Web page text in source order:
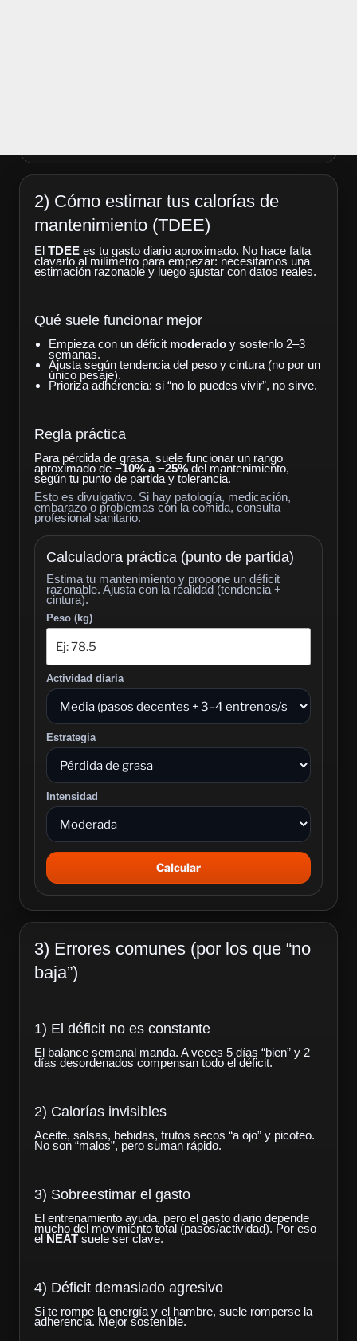
2) Cómo estimar tus calorías de
mantenimiento (TDEE)
El TDEE es tu gasto diario aproximado. No hace falta
clavarlo al milímetro para empezar: necesitamos una
estimación razonable y luego ajustar con datos reales.
Qué suele funcionar mejor
Empieza con un déficit moderado y sostenlo 2–3
semanas.
Ajusta según tendencia del peso y cintura (no por un
único pesaje).
Prioriza adherencia: si “no lo puedes vivir”, no sirve.
Regla práctica
Para pérdida de grasa, suele funcionar un rango
aproximado de −10% a −25% del mantenimiento,
según tu punto de partida y tolerancia.
Esto es divulgativo. Si hay patología, medicación,
embarazo o problemas con la comida, consulta
profesional sanitario.
Calculadora práctica (punto de partida)
Estima tu mantenimiento y propone un déficit
razonable. Ajusta con la realidad (tendencia +
cintura).
Peso (kg)
Actividad diaria
Estrategia
Intensidad
Calcular
3) Errores comunes (por los que “no
baja”)
1) El déficit no es constante
El balance semanal manda. A veces 5 días “bien” y 2
días desordenados compensan todo el déficit.
2) Calorías invisibles
Aceite, salsas, bebidas, frutos secos “a ojo” y picoteo.
No son “malos”, pero suman rápido.
3) Sobreestimar el gasto
El entrenamiento ayuda, pero el gasto diario depende
mucho del movimiento total (pasos/actividad). Por eso
el NEAT suele ser clave.
4) Déficit demasiado agresivo
Si te rompe la energía y el hambre, suele romperse la
adherencia. Mejor sostenible.